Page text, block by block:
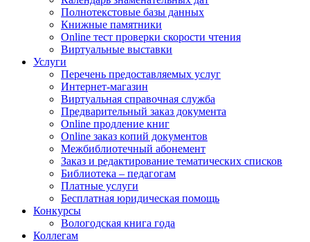
Полнотекстовые базы данных
Книжные памятники
Online тест проверки скорости чтения
Виртуальные выставки
Услуги
Перечень предоставляемых услуг
Интернет-магазин
Виртуальная справочная служба
Предварительный заказ документа
Online продление книг
Online заказ копий документов
Межбиблиотечный абонемент
Заказ и редактирование тематических списков
Библиотека – педагогам
Платные услуги
Бесплатная юридическая помощь
Конкурсы
Вологодская книга года
Коллегам